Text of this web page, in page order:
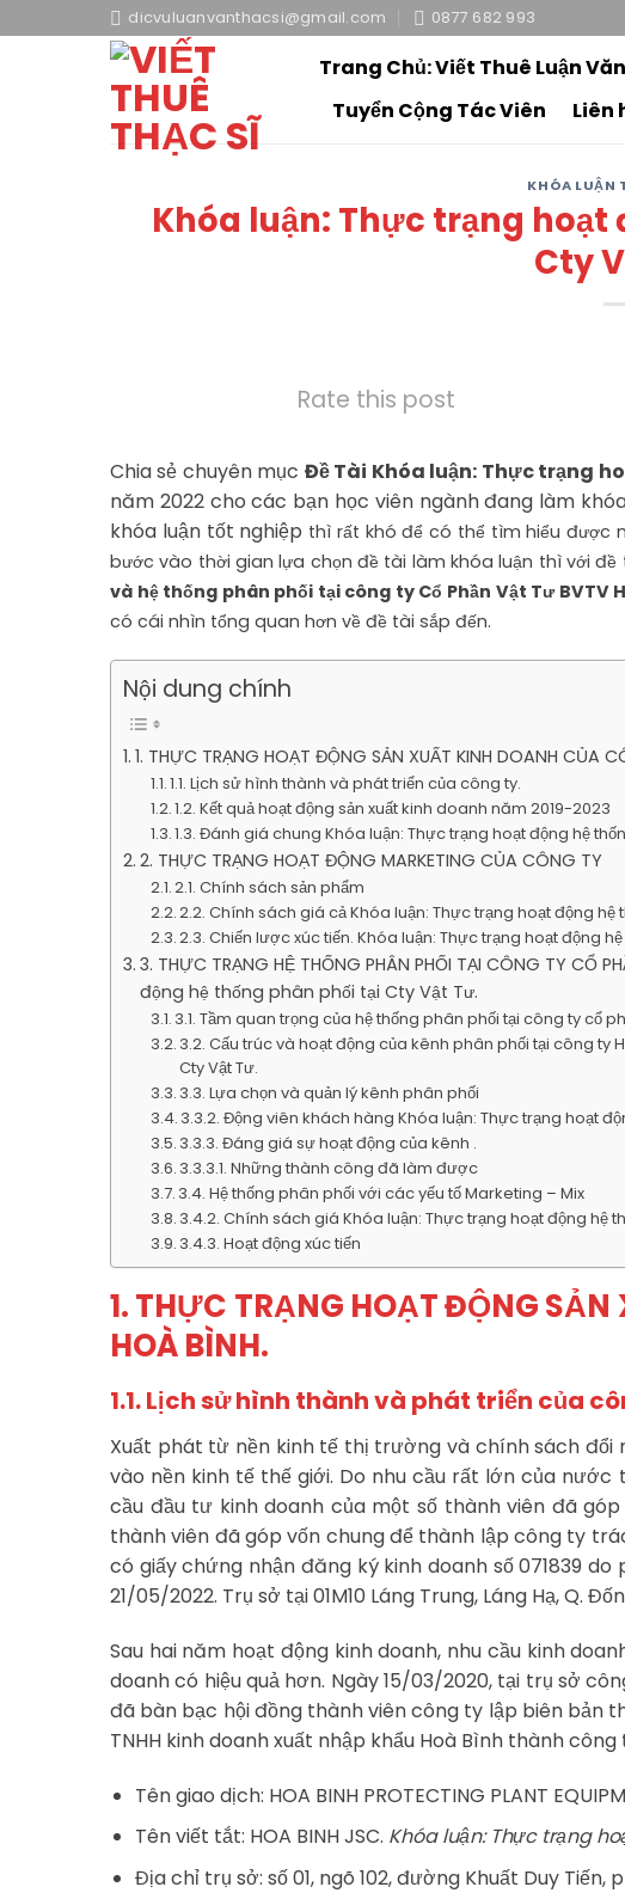
to
dicvuluanvanthacsi@gmail.com 0877 682 993
Trang Chủ: Viết Thuê Luận
Tuyển Cộng Tác Viên
Liên
KHÓA LUẬN
Khóa luận: Thực trạng
Cty
Rate this post
Chia sẻ chuyên mục Đề Tài Khóa luận: Thực trạng
năm 2022 cho các bạn học viên ngành đang làm
khóa luận tốt nghiệp thì rất khó để có thể tìm hiểu được
bước vào thời gian lựa chọn đề tài làm khóa luận thì với đề
và hệ thống phân phối tại công ty Cổ Phần Vật Tư BVTV
có cái nhìn tổng quan hơn về đề tài sắp đến.
Nội dung chính
1. THỰC TRẠNG HOẠT ĐỘNG SẢN XUẤT KINH DOANH CỦA
1.1. Lịch sử hình thành và phát triển của công ty.
1.2. Kết quả hoạt động sản xuất kinh doanh năm 2019-2023
1.3. Đánh giá chung Khóa luận: Thực trạng hoạt động hệ
2. THỰC TRẠNG HOẠT ĐỘNG MARKETING CỦA CÔNG TY
2.1. Chính sách sản phẩm
2.2. Chính sách giá cả Khóa luận: Thực trạng hoạt động hệ
2.3. Chiến lược xúc tiến. Khóa luận: Thực trạng hoạt động
3. THỰC TRẠNG HỆ THỐNG PHÂN PHỐI TẠI CÔNG TY
động hệ thống phân phối tại Cty Vật Tư.
3.1. Tầm quan trọng của hệ thống phân phối tại công ty cổ
3.2. Cấu trúc và hoạt động của kênh phân phối tại công ty
Cty Vật Tư.
3.3. Lựa chọn và quản lý kênh phân phối
3.3.2. Động viên khách hàng Khóa luận: Thực trạng hoạt
3.3.3. Đáng giá sự hoạt động của kênh .
3.3.3.1. Những thành công đã làm được
3.4. Hệ thống phân phối với các yếu tố Marketing – Mix
3.4.2. Chính sách giá Khóa luận: Thực trạng hoạt động hệ
3.4.3. Hoạt động xúc tiến
1. THỰC TRẠNG HOẠT ĐỘNG
HOÀ BÌNH.
1.1. Lịch sử hình thành và phát triển của
Xuất phát từ nền kinh tế thị trường và chính sách
vào nền kinh tế thế giới. Do nhu cầu rất lớn của
cầu đầu tư kinh doanh của một số thành viên đã
thành viên đã góp vốn chung để thành lập công ty
có giấy chứng nhận đăng ký kinh doanh số 071839
21/05/2022. Trụ sở tại 01M10 Láng Trung, Láng Hạ, Q.
Sau hai năm hoạt động kinh doanh, nhu cầu kinh
doanh có hiệu quả hơn. Ngày 15/03/2020, tại trụ sở
đã bàn bạc hội đồng thành viên công ty lập biên bản
TNHH kinh doanh xuất nhập khẩu Hoà Bình thành
Tên giao dịch: HOA BINH PROTECTING PLANT
Tên viết tắt: HOA BINH JSC. Khóa luận: Thực trạng
Địa chỉ trụ sở: số 01, ngõ 102, đường Khuất Duy Tiến,